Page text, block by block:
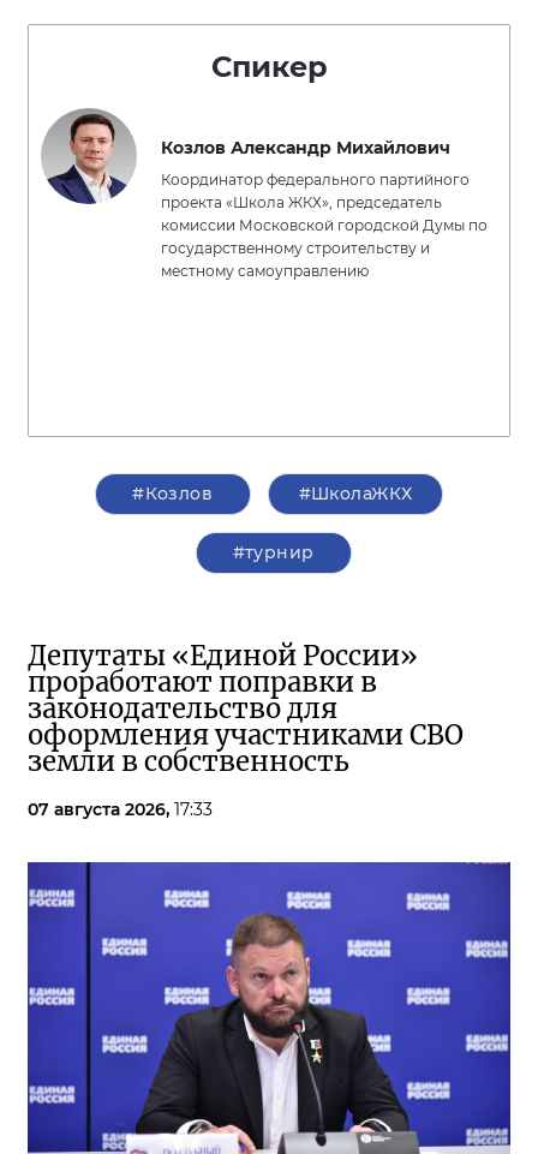
Спикер
Козлов Александр Михайлович
Координатор федерального партийного
проекта «Школа ЖКХ», председатель
комиссии Московской городской Думы по
государственному строительству и
местному самоуправлению
#Козлов #ШколаЖКХ
#турнир
Депутаты «Единой России»
проработают поправки в
законодательство для
оформления участниками СВО
земли в собственность
07 августа 2026, 17:33